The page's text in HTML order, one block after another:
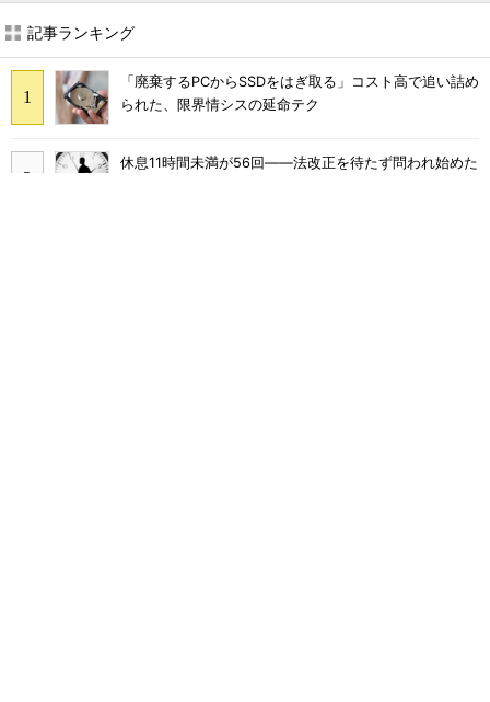
記事ランキング
「廃棄するPCからSSDをはぎ取る」コスト高で追い詰め
られた、限界情シスの延命テク
休息11時間未満が56回――法改正を待たず問われ始めた